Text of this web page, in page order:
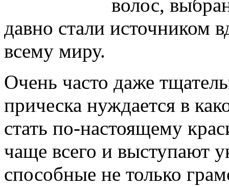
волос,
давно стали источником
всему миру.
Очень часто даже
прическа нуждается в
стать по-настоящему
чаще всего и выступают
способные не только